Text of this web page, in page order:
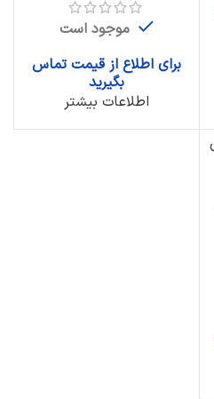
موجود است
برای اطلاع از قیمت تماس
بگیرید
اطلاعات بیشتر